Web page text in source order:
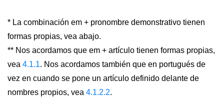
* La combinación em + pronombre demonstrativo tienen
formas propias, vea abajo.
** Nos acordamos que em + artículo tienen formas propias,
vea 4.1.1. Nos acordamos también que en portugués de
vez en cuando se pone un artículo definido delante de
nombres propios, vea 4.1.2.2.